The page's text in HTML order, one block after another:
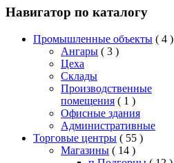
Навигатор по каталогу
Промышленные объекты ( 4 )
Ангары ( 3 )
Цеха
Склады
Производственные
помещения ( 1 )
Офисные здания
Административные
Торговые центры ( 55 )
Магазины ( 14 )